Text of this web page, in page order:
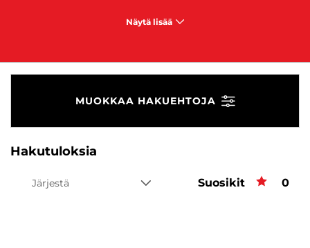
Näytä lisää
MUOKKAA HAKUEHTOJA
Hakutuloksia
Järjestä Suosikit 0